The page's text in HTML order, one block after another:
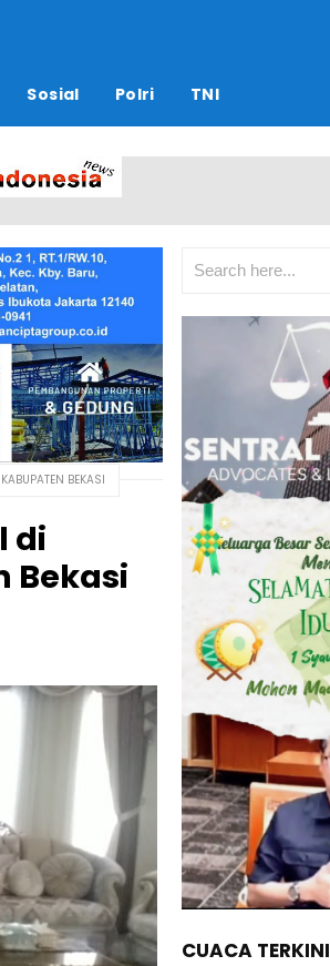
Sosial Polri TNI
BEKASI
di
Bekasi
CUACA TERKINI